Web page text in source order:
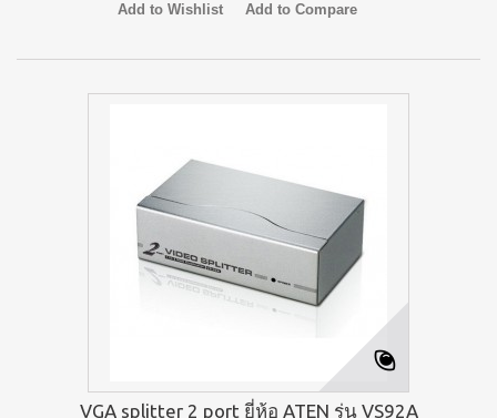
Add to Wishlist Add to Compare
VGA splitter 2 port ยี่ห้อ ATEN รุ่น VS92A